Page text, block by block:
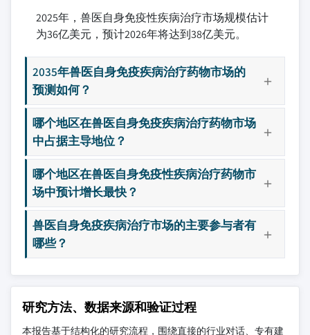
2025年，兽医自身免疫性疾病治疗市场规模估计
为36亿美元，预计2026年将达到38亿美元。
2035年兽医自身免疫疾病治疗药物市场的
预测如何？
哪个地区在兽医自身免疫疾病治疗药物市场
中占据主导地位？
哪个地区在兽医自身免疫性疾病治疗药物市
场中预计增长最快？
兽医自身免疫疾病治疗市场的主要参与者有
哪些？
研究方法、数据来源和验证过程
本报告基于结构化的研究流程，围绕直接的行业对话、专有建